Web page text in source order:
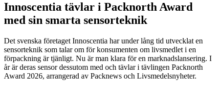
Innoscentia tävlar i Packnorth Award
med sin smarta sensorteknik
Det svenska företaget Innoscentia har under lång tid utvecklat en
sensorteknik som talar om för konsumenten om livsmedlet i en
förpackning är tjänligt. Nu är man klara för en marknadslansering. I
år är deras sensor dessutom med och tävlar i tävlingen Packnorth
Award 2026, arrangerad av Packnews och Livsmedelsnyheter.